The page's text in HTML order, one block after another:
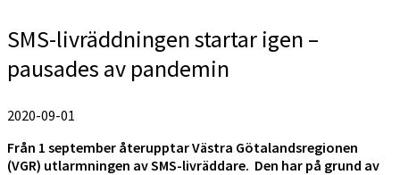
SMS-livräddningen startar igen –
pausades av pandemin
2020-09-01
Från 1 september återupptar Västra Götalandsregionen
(VGR) utlarmningen av SMS-livräddare. Den har på grund av